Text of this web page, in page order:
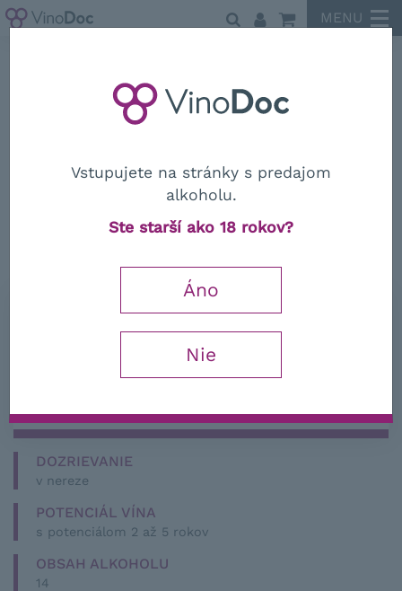
MENU
Produttori del Barbaresco
−
DOZRIEVANIE
v nereze
POTENCIÁL VÍNA
s potenciálom 2 až 5 rokov
OBSAH ALKOHOLU
14
Vstupujete na stránky s predajom
alkoholu.
Ste starší ako 18 rokov?
Áno
Nie